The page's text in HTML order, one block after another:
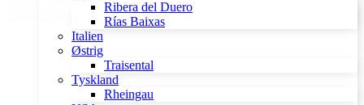
Ribera del Duero
Rías Baixas
Italien
Østrig
Traisental
Tyskland
Rheingau